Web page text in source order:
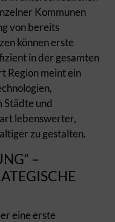
Kommunen
von bereits
können erste
in der gesamten
Region meint ein
Städte und
lebenswerter,
zu gestalten.
–
eine erste